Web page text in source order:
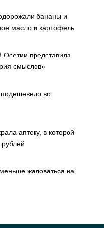
бананы и
масло и картофель
представила
смыслов»
подешевело во
аптеку, в которой
жаловаться на